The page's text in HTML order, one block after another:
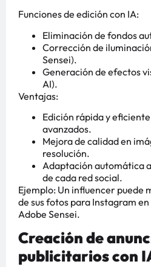
Funciones de edición con IA:
Eliminación de fondos
Corrección de
Sensei).
Generación de efectos
AI).
Ventajas:
Edición rápida y
avanzados.
Mejora de calidad en
resolución.
Adaptación automática
de cada red social.
Ejemplo: Un influencer puede
de sus fotos para Instagram
Adobe Sensei.
Creación de
publicitarios con